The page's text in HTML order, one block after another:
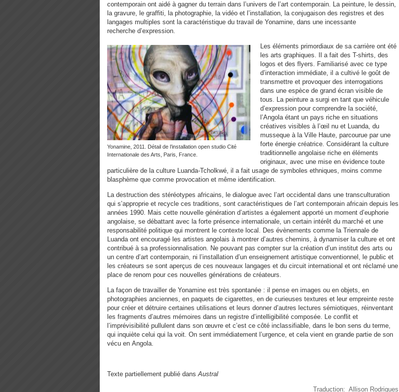
contemporain ont aidé à gagner du terrain dans l’univers de l’art contemporain. La peinture, le dessin,
la gravure, le graffiti, la photographie, la vidéo et l’installation, la conjugaison des registres et des
langages multiples sont la caractéristique du travail de Yonamine, dans une incessante
recherche d’expression.
Yonamine, 2011. Détail de l’installation open studio Cité
Internationale des Arts, Paris, France.
Les éléments primordiaux de sa carrière ont été
les arts graphiques. Il a fait des T-shirts, des
logos et des flyers. Familiarisé avec ce type
d’interaction immédiate, il a cultivé le goût de
transmettre et provoquer des interrogations
dans une espèce de grand écran visible de
tous. La peinture a surgi en tant que véhicule
d’expression pour comprendre la société,
l’Angola étant un pays riche en situations
créatives visibles à l’œil nu et Luanda, du
musseque à la Ville Haute, parcourue par une
forte énergie créatrice. Considérant la culture
traditionnelle angolaise riche en éléments
originaux, avec une mise en évidence toute
particulière de la culture Luanda-Tcholkwé, il a fait usage de symboles ethniques, moins comme
blasphème que comme provocation et même identification.
La destruction des stéréotypes africains, le dialogue avec l’art occidental dans une transculturation
qui s’approprie et recycle ces traditions, sont caractéristiques de l’art contemporain africain depuis les
années 1990. Mais cette nouvelle génération d’artistes a également apporté un moment d’euphorie
angolaise, se débattant avec la forte présence internationale, un certain intérêt du marché et une
responsabilité politique qui montrent le contexte local. Des évènements comme la Triennale de
Luanda ont encouragé les artistes angolais à montrer d’autres chemins, à dynamiser la culture et ont
contribué à sa professionnalisation. Ne pouvant pas compter sur la création d’un institut des arts ou
un centre d’art contemporain, ni l’installation d’un enseignement artistique conventionnel, le public et
les créateurs se sont aperçus de ces nouveaux langages et du circuit international et ont réclamé une
place de renom pour ces nouvelles générations de créateurs.
La façon de travailler de Yonamine est très spontanée : il pense en images ou en objets, en
photographies anciennes, en paquets de cigarettes, en de curieuses textures et leur empreinte reste
pour créer et détruire certaines utilisations et leurs donner d’autres lectures sémiotiques, réinventant
les fragments d’autres mémoires dans un registre d’intelligibilité composée. Le conflit et
l’imprévisibilité pullulent dans son œuvre et c’est ce côté inclassifiable, dans le bon sens du terme,
qui inquiète celui qui la voit. On sent immédiatement l’urgence, et cela vient en grande partie de son
vécu en Angola.
Texte partiellement publié dansAustral
Traduction: Allison Rodrigues